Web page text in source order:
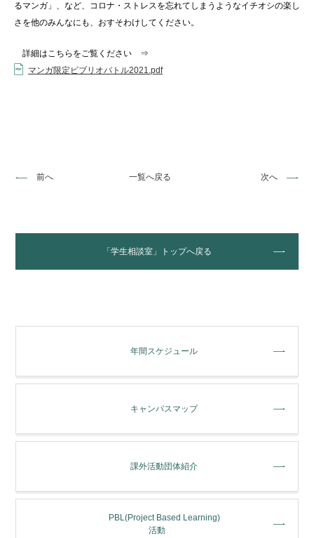
るマンガ」、など、コロナ・ストレスを忘れてしまうようなイチオシの楽し
さを他のみんなにも、おすそわけしてください。
詳細はこちらをご覧ください ⇒
マンガ限定ビブリオバトル2021.pdf
前へ 一覧へ戻る 次へ
「学生相談室」トップへ戻る
年間スケジュール
キャンパスマップ
課外活動団体紹介
PBL(Project Based Learning)
活動